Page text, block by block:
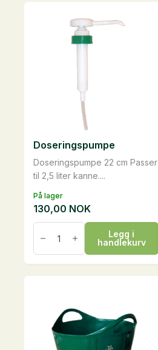
På lager
Doseringspumpe 22 cm Passer
til 2,5 liter kanne....
Doseringspumpe
130,00 NOK
Doseringspumpe
antall
Legg i
handlekurv